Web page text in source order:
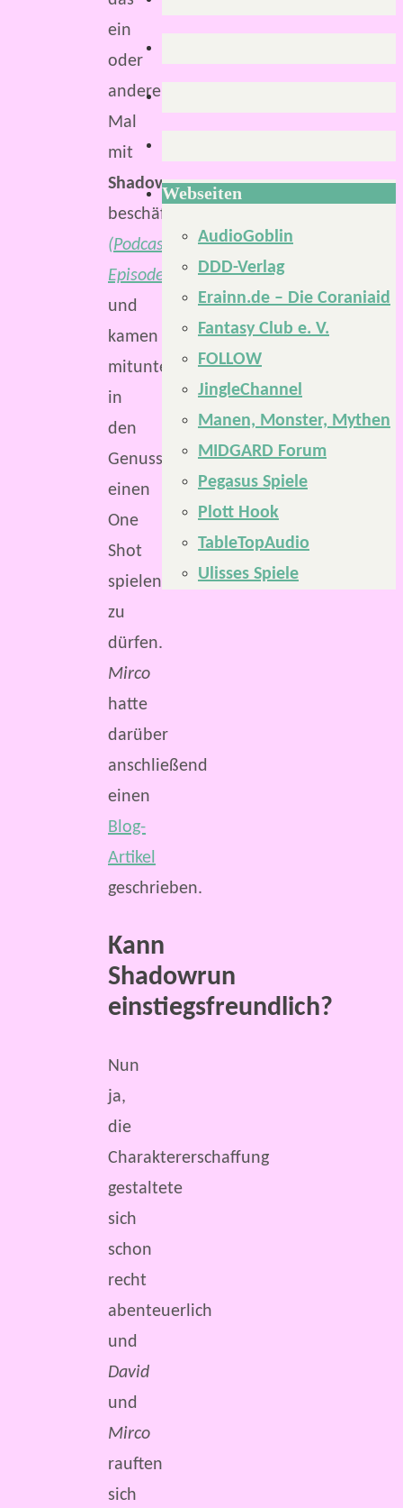
ein
oder
andere
Mal
mit
Shadowrun
beschäftigt
(Podcast-
Episode
und
kamen
mitunter
in
den
Genuss,
einen
One
Shot
spielen
zu
dürfen.
Mirco
hatte
darüber
anschließend
einen
Blog-
Artikel
geschrieben.
Kann
Shadowrun
einstiegsfreundlich?
Nun
ja,
die
Charaktererschaffung
gestaltete
sich
schon
recht
abenteuerlich
und
David
und
Mirco
rauften
sich
Webseiten
AudioGoblin
DDD-Verlag
Erainn.de – Die Coraniaid
Fantasy Club e. V.
FOLLOW
JingleChannel
Manen, Monster, Mythen
MIDGARD Forum
Pegasus Spiele
Plott Hook
TableTopAudio
Ulisses Spiele